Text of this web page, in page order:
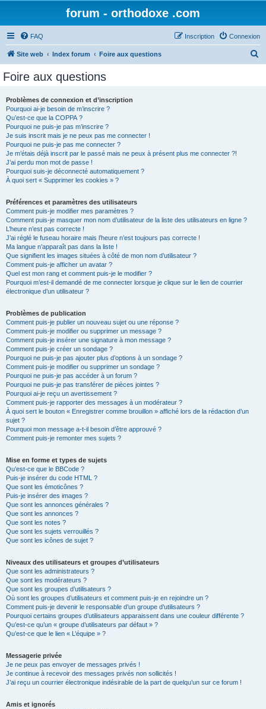
forum - orthodoxe .com
FAQ Connexion
Inscription
Site web Index forum Foire aux questions
Foire aux questions
Problèmes de connexion et d’inscription
Pourquoi ai-je besoin de m’inscrire ?
Qu’est-ce que la COPPA ?
Pourquoi ne puis-je pas m’inscrire ?
Je suis inscrit mais je ne peux pas me connecter !
Pourquoi ne puis-je pas me connecter ?
Je m’étais déjà inscrit par le passé mais ne peux à présent plus me connecter ?!
J’ai perdu mon mot de passe !
Pourquoi suis-je déconnecté automatiquement ?
À quoi sert « Supprimer les cookies » ?
Préférences et paramètres des utilisateurs
Comment puis-je modifier mes paramètres ?
Comment puis-je masquer mon nom d’utilisateur de la liste des utilisateurs en ligne ?
L’heure n’est pas correcte !
J’ai réglé le fuseau horaire mais l’heure n’est toujours pas correcte !
Ma langue n’apparaît pas dans la liste !
Que signifient les images situées à côté de mon nom d’utilisateur ?
Comment puis-je afficher un avatar ?
Quel est mon rang et comment puis-je le modifier ?
Pourquoi m’est-il demandé de me connecter lorsque je clique sur le lien de courrier
électronique d’un utilisateur ?
Problèmes de publication
Comment puis-je publier un nouveau sujet ou une réponse ?
Comment puis-je modifier ou supprimer un message ?
Comment puis-je insérer une signature à mon message ?
Comment puis-je créer un sondage ?
Pourquoi ne puis-je pas ajouter plus d’options à un sondage ?
Comment puis-je modifier ou supprimer un sondage ?
Pourquoi ne puis-je pas accéder à un forum ?
Pourquoi ne puis-je pas transférer de pièces jointes ?
Pourquoi ai-je reçu un avertissement ?
Comment puis-je rapporter des messages à un modérateur ?
À quoi sert le bouton « Enregistrer comme brouillon » affiché lors de la rédaction d’un
sujet ?
Pourquoi mon message a-t-il besoin d’être approuvé ?
Comment puis-je remonter mes sujets ?
Mise en forme et types de sujets
Qu’est-ce que le BBCode ?
Puis-je insérer du code HTML ?
Que sont les émoticônes ?
Puis-je insérer des images ?
Que sont les annonces générales ?
Que sont les annonces ?
Que sont les notes ?
Que sont les sujets verrouillés ?
Que sont les icônes de sujet ?
Niveaux des utilisateurs et groupes d’utilisateurs
Que sont les administrateurs ?
Que sont les modérateurs ?
Que sont les groupes d’utilisateurs ?
Où sont les groupes d’utilisateurs et comment puis-je en rejoindre un ?
Comment puis-je devenir le responsable d’un groupe d’utilisateurs ?
Pourquoi certains groupes d’utilisateurs apparaissent dans une couleur différente ?
Qu’est-ce qu’un « groupe d’utilisateurs par défaut » ?
Qu’est-ce que le lien « L’équipe » ?
Messagerie privée
Je ne peux pas envoyer de messages privés !
Je continue à recevoir des messages privés non sollicités !
J’ai reçu un courrier électronique indésirable de la part de quelqu’un sur ce forum !
Amis et ignorés